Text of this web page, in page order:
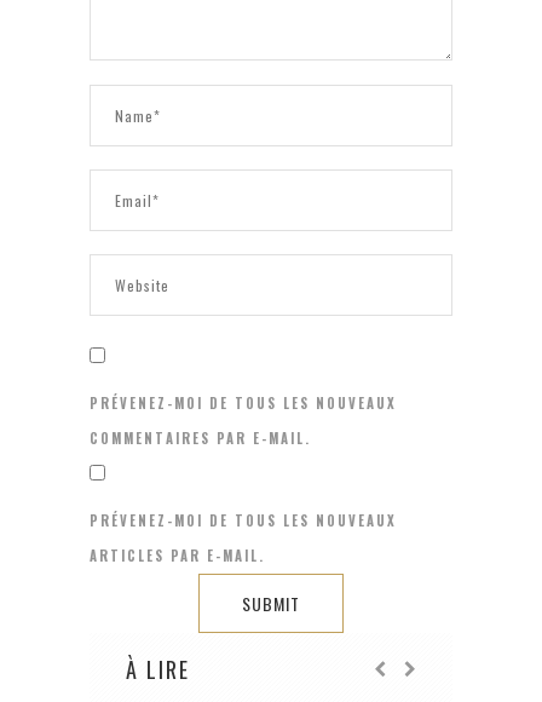
PRÉVENEZ-MOI DE TOUS LES NOUVEAUX
COMMENTAIRES PAR E-MAIL.
PRÉVENEZ-MOI DE TOUS LES NOUVEAUX
ARTICLES PAR E-MAIL.
À LIRE